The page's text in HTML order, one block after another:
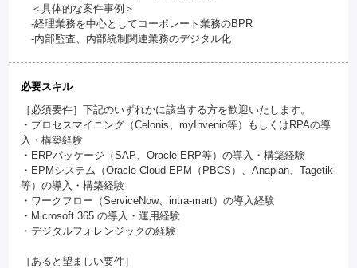
＜具体的な案件事例＞
-経理業務を中心としてコーポレート業務のBPR
-内部監査、内部統制関連業務のデジタル化
必要スキル
［必須要件］下記のいずれかに該当する方を歓迎いたします。
・プロセスマイニング（Celonis、myInvenio等）もしくはRPAの導
入・構築経験
・ERPパッケージ（SAP、Oracle ERP等）の導入・構築経験
・EPMシステム（Oracle Cloud EPM（PBCS）、Anaplan、Tagetik
等）の導入・構築経験
・ワークフロー（ServiceNow、intra-mart）の導入経験
・Microsoft 365 の導入・運用経験
・デジタルフォレンジックの経験
［あると望ましい要件］